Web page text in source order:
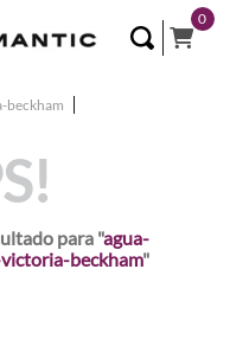
0
beckham
para "agua-
beckham"